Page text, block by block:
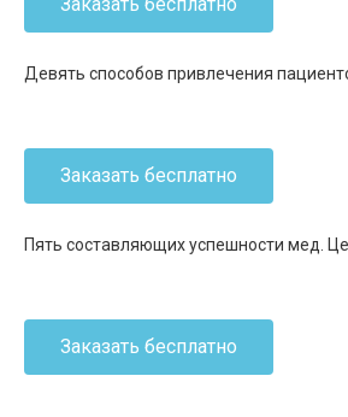
Девять способов привлечения
Заказать бесплатно
Пять составляющих успешности мед.
Заказать бесплатно